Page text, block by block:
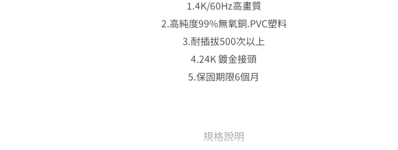
1.4K/60Hz高畫質
2.高純度99%無氧銅.PVC塑料
3.耐插拔500次以上
4.24K 鍍金接頭
5.保固期限6個月
規格說明